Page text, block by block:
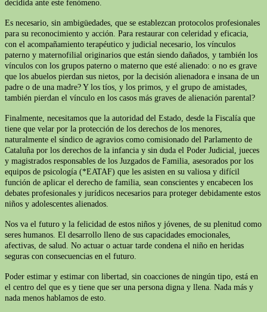
decidida ante este fenómeno.
Es necesario, sin ambigüedades, que se establezcan protocolos profesionales
para su reconocimiento y acción. Para restaurar con celeridad y eficacia,
con el acompañamiento terapéutico y judicial necesario, los vínculos
paterno y maternofilial originarios que están siendo dañados, y también los
vínculos con los grupos paterno o materno que esté alienado: o no es grave
que los abuelos pierdan sus nietos, por la decisión alienadora e insana de un
padre o de una madre? Y los tíos, y los primos, y el grupo de amistades,
también pierdan el vínculo en los casos más graves de alienación parental?
Finalmente, necesitamos que la autoridad del Estado, desde la Fiscalía que
tiene que velar por la protección de los derechos de los menores,
naturalmente el síndico de agravios como comisionado del Parlamento de
Cataluña por los derechos de la infancia y sin duda el Poder Judicial, jueces
y magistrados responsables de los Juzgados de Familia, asesorados por los
equipos de psicología (*EATAF) que les asisten en su valiosa y difícil
función de aplicar el derecho de familia, sean conscientes y encabecen los
debates profesionales y jurídicos necesarios para proteger debidamente estos
niños y adolescentes alienados.
Nos va el futuro y la felicidad de estos niños y jóvenes, de su plenitud como
seres humanos. El desarrollo lleno de sus capacidades emocionales,
afectivas, de salud. No actuar o actuar tarde condena el niño en heridas
seguras con consecuencias en el futuro.
Poder estimar y estimar con libertad, sin coacciones de ningún tipo, está en
el centro del que es y tiene que ser una persona digna y llena. Nada más y
nada menos hablamos de esto.